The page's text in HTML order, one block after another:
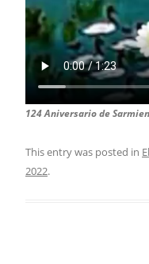
124 Aniversario de
This entry was posted in
2022.